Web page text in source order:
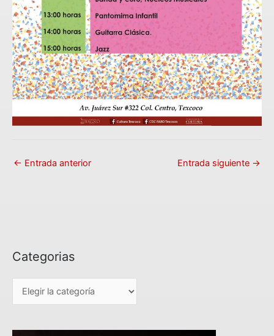
← Entrada anterior Entrada siguiente →
Categorias
C